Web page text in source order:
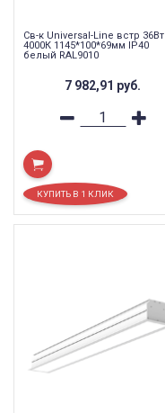
Св-к Universal-Line встр 36Вт
4000К 1145*100*69мм IP40
белый RAL9010
7 982,91 руб.